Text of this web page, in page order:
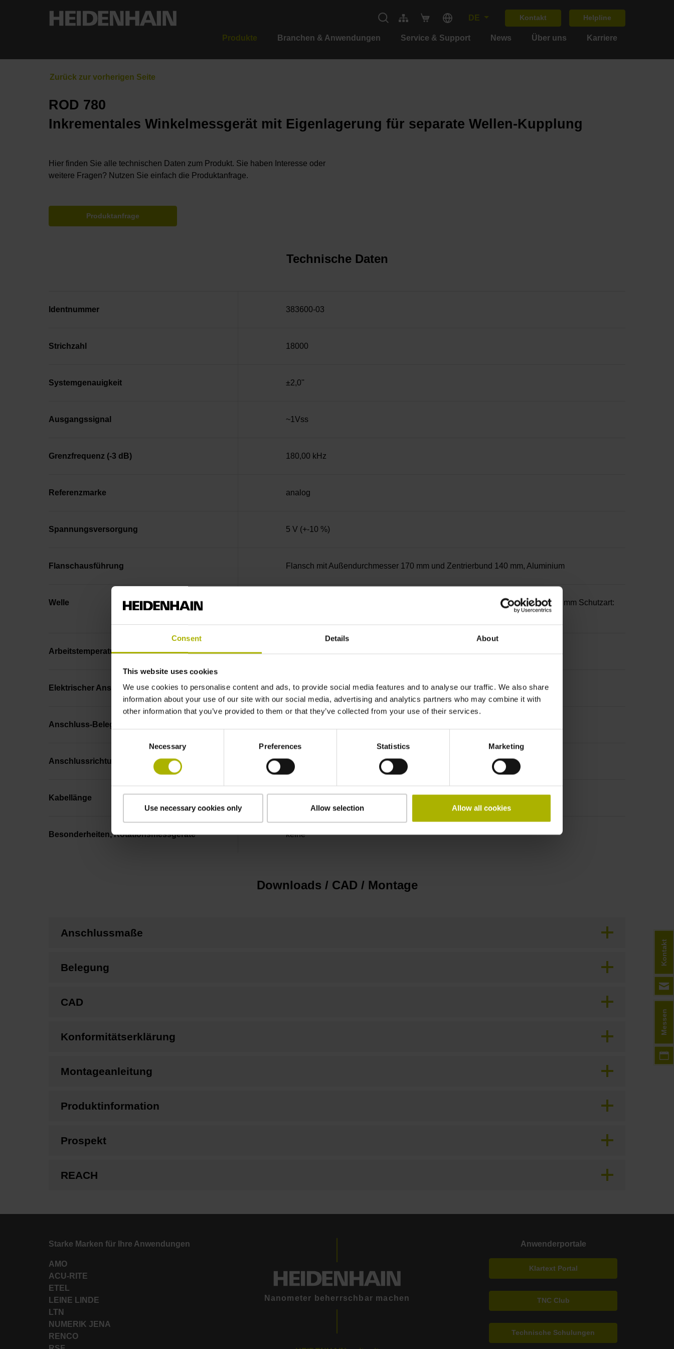
Consent Details About
This website uses cookies
We use cookies to personalise content and ads, to provide social media features and to analyse our traffic. We also share
information about your use of our site with our social media, advertising and analytics partners who may combine it with
other information that you’ve provided to them or that they’ve collected from your use of their services.
Necessary Preferences Statistics Marketing
Use necessary cookies only Allow selection Allow all cookies
DE Kontakt Helpline
Produkte Branchen & Anwendungen Service & Support News Über uns Karriere
ROD 780
Inkrementales Winkelmessgerät mit Eigenlagerung für separate Wellen-Kupplung
Hier finden Sie alle technischen Daten zum Produkt. Sie haben Interesse oder
weitere Fragen? Nutzen Sie einfach die Produktanfrage.
Produktanfrage
Technische Daten
Identnummer 383600-03
Strichzahl 18000
Systemgenauigkeit ±2,0''
Ausgangssignal ~1Vss
Grenzfrequenz (-3 dB) 180,00 kHz
Referenzmarke analog
Spannungsversorgung 5 V (+-10 %)
Flanschausführung Flansch mit Außendurchmesser 170 mm und Zentrierbund 140 mm, Aluminium
Welle
Vollwelle, Durchmesser 14 mm, Länge 20 mm, mit Innengewinde M6, Tiefe 16 mm Schutzart:
Arbeitstemperatur
Elektrischer Anschluss freies Kabelende
Anschluss-Belegung
Anschlussrichtung Kabelausgang axial und radial verwendbar
Kabellänge
Besonderheiten, Rotationsmessgeräte keine
Downloads / CAD / Montage
Anschlussmaße
Belegung
CAD
Konformitätserklärung
Montageanleitung
Produktinformation
Prospekt
REACH
Starke Marken für Ihre Anwendungen
AMO
ACU-RITE
ETEL
LEINE LINDE
LTN
NUMERIK JENA
RENCO
Nanometer beherrschbar machen
Anwenderportale
Klartext Portal
TNC Club
Technische Schulungen
Messen
Kontakt